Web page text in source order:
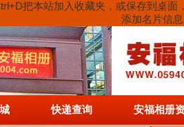
把本站加入收藏夹，或保存到桌
添加名片信
快递查询 安福相册